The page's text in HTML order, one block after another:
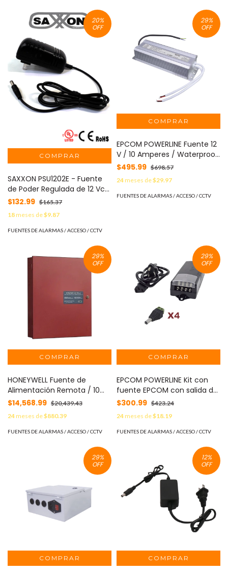
20%
OFF
SAXXON PSU1202E - Fuente
de Poder Regulada de 12 Vcc
2 Amperes/ Con Cable de 1.2
Metros/ Conector Macho/
Especial para Camaras de
CCTV/ Usos Multiples/
$132.99 $165.37
18meses de$9.87
FUENTES DE ALARMAS / ACCESO / CCTV
29%
OFF
EPCOM POWERLINE Fuente 12
V / 10 Amperes / Waterproof
/ Intemperie grado IP67
MOD: WP12DC10A
$495.99 $698.57
24meses de$29.97
FUENTES DE ALARMAS / ACCESO / CCTV
29%
OFF
HONEYWELL Fuente de
Alimentación Remota / 10
Amperes / 3 Entradas / 7
Salidas NAC o Auxiliar de 24
Vcc / Compatible con
paneles Notifier, Farenhyt,
Gabinete Rojo MOD: HPF-PS10
$14,568.99 $20,439.43
24meses de$880.39
FUENTES DE ALARMAS / ACCESO / CCTV
29%
OFF
EPCOM POWERLINE Kit con
fuente EPCOM con salida de
12 Vcc a 5 Amper con 4
salidas / Incluye conectores
JR52 MOD: K2-PS12DC4C
$300.99 $423.24
24meses de$18.19
FUENTES DE ALARMAS / ACCESO / CCTV
29%
OFF
12%
OFF